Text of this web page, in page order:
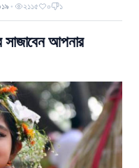
● ২১১৫ ০ ১
সাজাবেন আপনার